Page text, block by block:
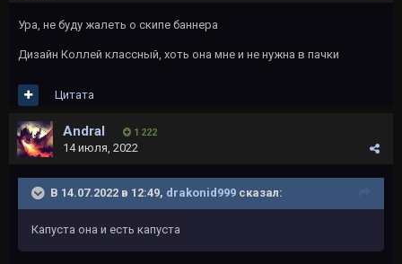
Ура, не буду жалеть о скипе баннера
Дизайн Коллей классный, хоть она мне и не нужна в пачки
Цитата
Andral 1 222
14 июля, 2022
В 14.07.2022 в 12:49, drakonid999 сказал:
Капуста она и есть капуста